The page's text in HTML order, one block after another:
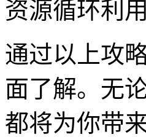
资源循环利用
通过以上攻
面了解。无
都将为你带